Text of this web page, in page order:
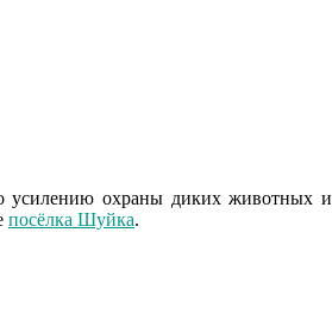
усилению охраны диких животных и
посёлка Шуйка.